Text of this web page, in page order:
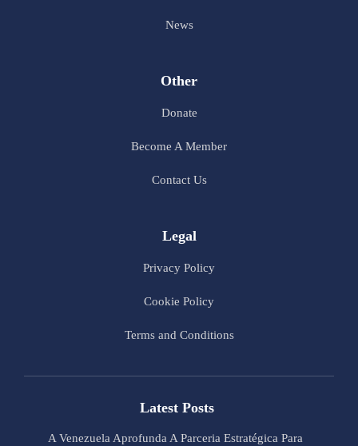
News
Other
Donate
Become A Member
Contact Us
Legal
Privacy Policy
Cookie Policy
Terms and Conditions
Latest Posts
A Venezuela Aprofunda A Parceria Estratégica Para